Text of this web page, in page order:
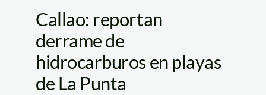
Callao: reportan
derrame de
hidrocarburos en playas
de La Punta